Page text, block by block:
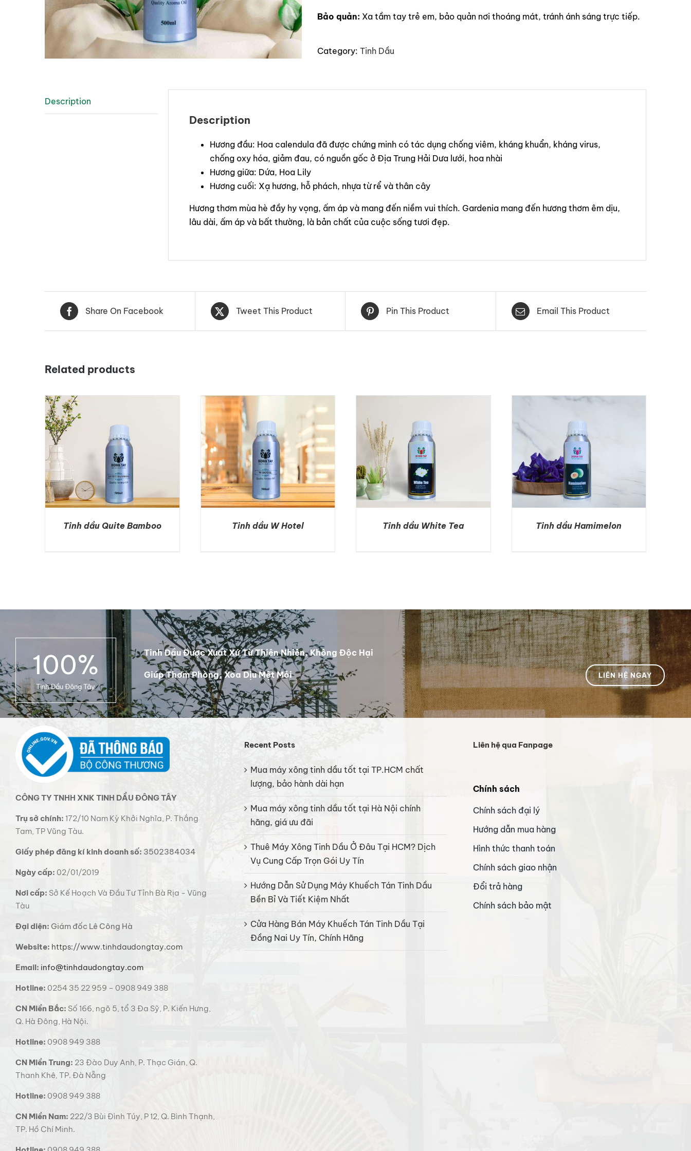
Bảo quản: Xa tầm tay trẻ em, bảo quản nơi thoáng mát, tránh ánh sáng trực tiếp.
Category: Tinh Dầu
Description
Description
Hương đầu: Hoa calendula đã được chứng minh có tác dụng chống viêm, kháng khuẩn, kháng virus,
chống oxy hóa, giảm đau, có nguồn gốc ở Địa Trung Hải Dưa lưới, hoa nhài
Hương giữa: Dứa, Hoa Lily
Hương cuối: Xạ hương, hỗ phách, nhựa từ rể và thân cây
Hương thơm mùa hè đầy hy vọng, ấm áp và mang đến niềm vui thích. Gardenia mang đến hương thơm êm dịu,
lâu dài, ấm áp và bất thường, là bản chất của cuộc sống tươi đẹp.
Share On Facebook Tweet This Product Pin This Product Email This Product
Related products
Tinh dầu Quite Bamboo Tinh dầu W Hotel Tinh dầu White Tea Tinh dầu Hamimelon
100%
Tinh Dầu Đông Tây
Tinh Dầu Được Xuất Xứ Từ Thiên Nhiên, Không Độc Hại
Giúp Thơm Phòng, Xoa Dịu Mệt Mỏi LIÊN HỆ NGAY
CÔNG TY TNHH XNK TINH DẦU ĐÔNG TÂY
Trụ sở chính: 172/10 Nam Kỳ Khởi Nghĩa, P. Thắng
Tam, TP Vũng Tàu.
Giấy phép đăng kí kinh doanh số: 3502384034
Ngày cấp: 02/01/2019
Nơi cấp: Sở Kế Hoạch Và Đầu Tư Tỉnh Bà Rịa - Vũng
Tàu
Đại diện: Giám đốc Lê Công Hà
Website: https://www.tinhdaudongtay.com
Email: info@tinhdaudongtay.com
Hotline: 0254 35 22 959 – 0908 949 388
CN Miền Bắc: Số 166, ngõ 5, tổ 3 Đa Sỹ, P. Kiến Hưng,
Q. Hà Đông, Hà Nội.
Hotline: 0908 949 388
CN Miền Trung: 23 Đào Duy Anh, P. Thạc Gián, Q.
Thanh Khê, TP. Đà Nẵng
Hotline: 0908 949 388
CN Miền Nam: 222/3 Bùi Đình Túy, P 12, Q. Bình Thạnh,
TP. Hồ Chí Minh.
Recent Posts
Mua máy xông tinh dầu tốt tại TP.HCM chất
lượng, bảo hành dài hạn
Mua máy xông tinh dầu tốt tại Hà Nội chính
hãng, giá ưu đãi
Thuê Máy Xông Tinh Dầu Ở Đâu Tại HCM? Dịch
Vụ Cung Cấp Trọn Gói Uy Tín
Hướng Dẫn Sử Dụng Máy Khuếch Tán Tinh Dầu
Bền Bỉ Và Tiết Kiệm Nhất
Cửa Hàng Bán Máy Khuếch Tán Tinh Dầu Tại
Đồng Nai Uy Tín, Chính Hãng
Liên hệ qua Fanpage
Chính sách
Chính sách đại lý
Hướng dẫn mua hàng
Hình thức thanh toán
Chính sách giao nhận
Đổi trả hàng
Chính sách bảo mật